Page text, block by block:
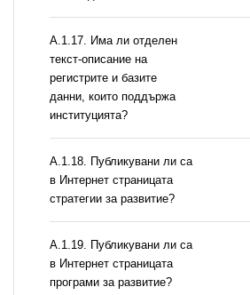
А.1.17. Има ли отделен
текст-описание на
регистрите и базите
данни, които поддържа
институцията?
А.1.18. Публикувани ли са
в Интернет страницата
стратегии за развитие?
А.1.19. Публикувани ли са
в Интернет страницата
програми за развитие?